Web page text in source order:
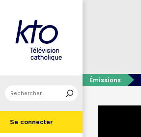
Se connecter
Émissions